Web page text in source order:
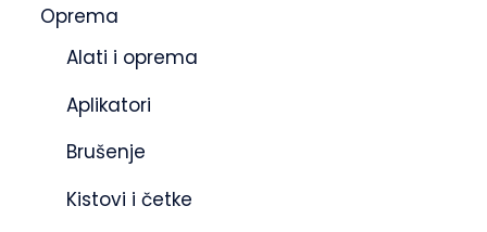
Oprema
Alati i oprema
Aplikatori
Brušenje
Kistovi i četke